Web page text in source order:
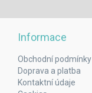
Informace
Obchodní podmínky
Doprava a platba
Kontaktní údaje